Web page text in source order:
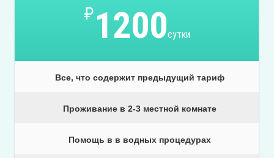
₽1200сутки
Все, что содержит предыдущий тариф
Проживание в 2-3 местной комнате
Помощь в в водных процедурах